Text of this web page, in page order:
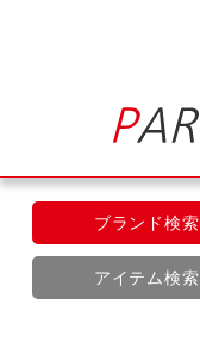
ブランド検索
アイテム検索